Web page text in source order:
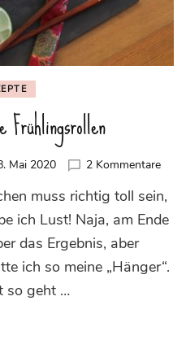
Mai 2020 2 Kommentarezu
muss richtig toll sein,
ich Lust! Naja, am Ende
das Ergebnis, aber
ich so meine „Hänger“.
so geht …